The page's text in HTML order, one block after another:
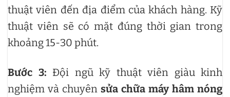
thuật viên đến địa điểm của khách hàng. Kỹ
thuật viên sẽ có mặt đúng thời gian trong
khoảng 15-30 phút.
Bước 3: Đội ngũ kỹ thuật viên giàu kinh
nghiệm và chuyên sửa chữa máy hâm nóng